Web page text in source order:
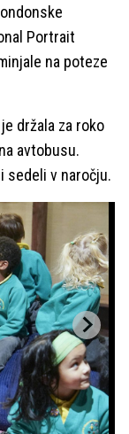
Portrait
na poteze
držala za roko
avtobusu.
sedeli v naročju.